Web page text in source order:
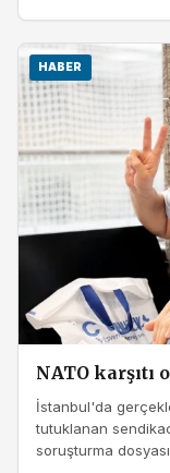
HABER
NATO karşıtı
İstanbul'da
tutuklanan
soruşturma